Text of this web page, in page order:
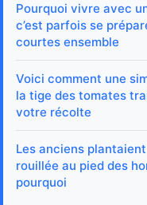
Pourquoi vivre avec
c’est parfois se
courtes ensemble
Voici comment une
la tige des tomates
votre récolte
Les anciens
rouillée au pied des
pourquoi